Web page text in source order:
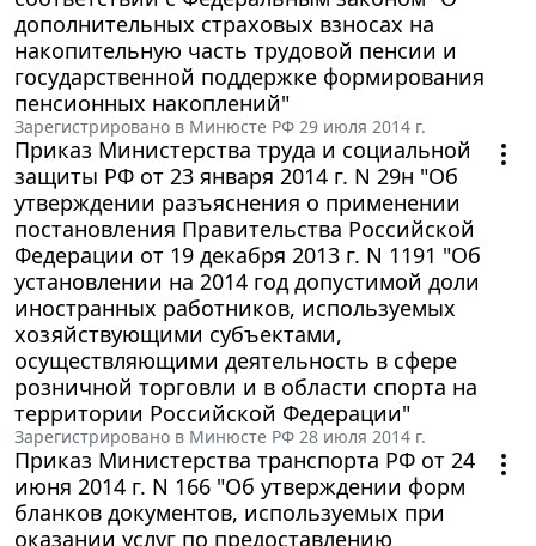
дополнительных страховых взносах на
накопительную часть трудовой пенсии и
государственной поддержке формирования
пенсионных накоплений"
Зарегистрировано в Минюсте РФ 29 июля 2014 г.
Приказ Министерства труда и социальной
защиты РФ от 23 января 2014 г. N 29н "Об
утверждении разъяснения о применении
постановления Правительства Российской
Федерации от 19 декабря 2013 г. N 1191 "Об
установлении на 2014 год допустимой доли
иностранных работников, используемых
хозяйствующими субъектами,
осуществляющими деятельность в сфере
розничной торговли и в области спорта на
территории Российской Федерации"
Зарегистрировано в Минюсте РФ 28 июля 2014 г.
Приказ Министерства транспорта РФ от 24
июня 2014 г. N 166 "Об утверждении форм
бланков документов, используемых при
оказании услуг по предоставлению